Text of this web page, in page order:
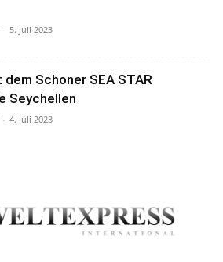
- 5. Juli 2023
Schoner SEA STAR
Seychellen
- 4. Juli 2023